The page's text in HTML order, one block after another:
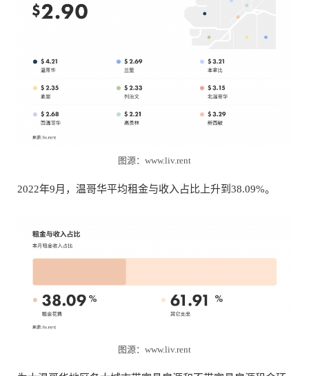
图源：www.liv.rent
2022年9月，温哥华平均租金与收入占比上升到38.09%。
图源：www.liv.rent